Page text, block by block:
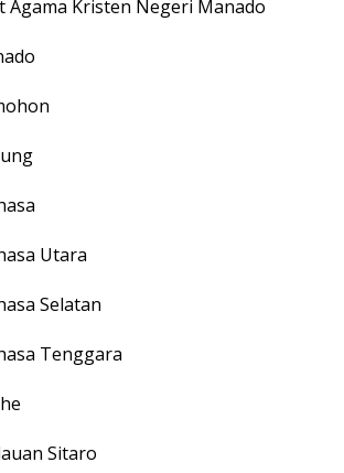
Agama Kristen Negeri Manado
Utara
Selatan
Tenggara
Sitaro